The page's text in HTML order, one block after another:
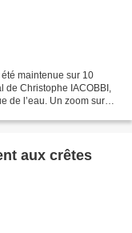
maintenue sur 10
de Christophe IACOBBI,
de l’eau. Un zoom sur
aux crêtes